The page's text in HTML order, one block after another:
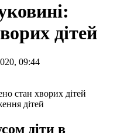
дітей
09:44
дітей
діти в